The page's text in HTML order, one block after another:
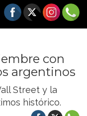
con
argentinos
Street y la
histórico.